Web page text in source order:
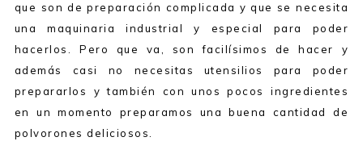
que son de preparación complicada y que se necesita
una maquinaria industrial y especial para poder
hacerlos. Pero que va, son facilísimos de hacer y
además casi no necesitas utensilios para poder
prepararlos y también con unos pocos ingredientes
en un momento preparamos una buena cantidad de
polvorones deliciosos.